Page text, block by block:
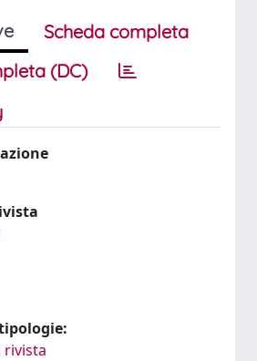
Scheda completa
(DC)
rivista